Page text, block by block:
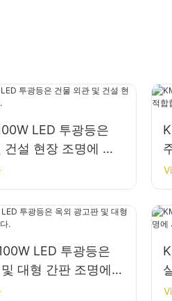
LED 투광등은
건설 현장 조명에 사
LED 투광등은
대형 간판 조명에